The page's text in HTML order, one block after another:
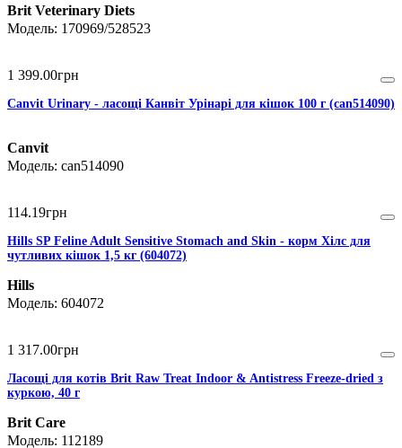
Brit Veterinary Diets
170969/528523
1 399.00грн
Canvit Urinary - ласощі Канвіт Урінарі для кішок 100 г (can514090)
Canvit
can514090
114.19грн
Hills SP Feline Adult Sensitive Stomach and Skin - корм Хілс для
чутливих кішок 1,5 кг (604072)
Hills
604072
1 317.00грн
Ласощі для котів Brit Raw Treat Indoor & Antistress Freeze-dried з
куркою, 40 г
Brit Care
112189